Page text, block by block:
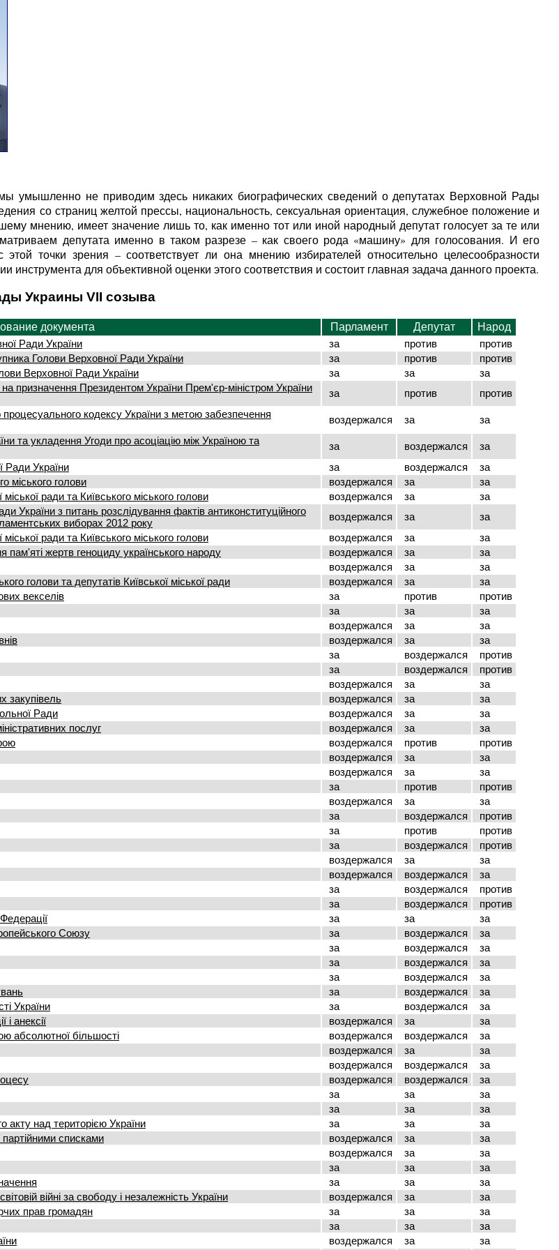
умышленно не приводим здесь никаких биографических сведений о депутатах Верховной Рады
со страниц желтой прессы, национальность, сексуальная ориентация, служебное положение и
мнению, имеет значение лишь то, как именно тот или иной народный депутат голосует за те или
депутата именно в таком разрезе – как своего рода «машину» для голосования. И его
точки зрения – соответствует ли она мнению избирателей относительно целесообразности
для объективной оценки этого соответствия и состоит главная задача данного проекта.
Украины VII созыва
документа Парламент Депутат
Народ
Ради України за против
против
Голови Верховної Ради України за против
против
Верховної Ради України за за
за
призначення Президентом України Прем'єр-міністром України
за против против
кодексу України з метою забезпечення
воздержался за за
та укладення Угоди про асоціацію між Україною та
за воздержался
за
Ради України за воздержался
за
міського голови воздержался за
за
ради та Київського міського голови воздержался за
за
України з питань розслідування фактів антиконституційного
виборах 2012 року
воздержался за
за
ради та Київського міського голови воздержался за
за
жертв геноциду українського народу воздержался за
за
воздержался за
за
голови та депутатів Київської міської ради воздержался за
за
векселів за против
против
за за
за
воздержался за
за
воздержался за
за
за воздержался
против
за воздержался
против
воздержался за
за
закупівель воздержался за
за
Ради воздержался за
за
послуг воздержался за
за
воздержался против
против
воздержался за
за
воздержался за
за
за против
против
воздержался за
за
за воздержался
против
за против
против
за воздержался
против
воздержался за
за
воздержался воздержался
за
за воздержался
против
за воздержался
против
за за
за
Союзу за воздержался
за
за воздержался
за
за воздержался
за
за воздержался
за
за воздержался
за
України за воздержался
за
анексії воздержался за
за
абсолютної більшості воздержался воздержался
за
воздержался за
за
воздержался воздержался
за
воздержался воздержался
за
за за
за
за за
за
акту над територією України за за
за
списками воздержался за
за
воздержался за
за
за за
за
за за
за
війні за свободу і незалежність України воздержался за
за
прав громадян за за
за
за за
за
воздержался за
за